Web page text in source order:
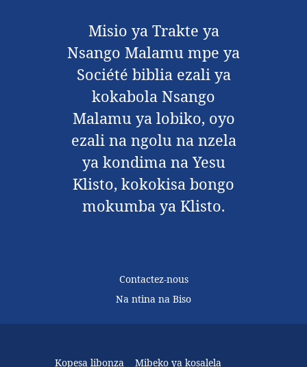
Misio ya Trakte ya
Nsango Malamu mpe ya
Société biblia ezali ya
kokabola Nsango
Malamu ya lobiko, oyo
ezali na ngolu na nzela
ya kondima na Yesu
Klisto, kokokisa bongo
mokumba ya Klisto.
Contactez-nous
Na ntina na Biso
Kopesa libonza Mibeko ya kosalela